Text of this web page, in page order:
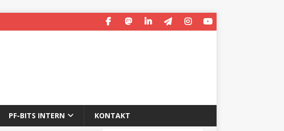
PF-BITS INTERN KONTAKT